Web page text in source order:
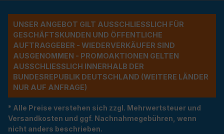
UNSER ANGEBOT GILT AUSSCHLIESSLICH FÜR G
ESCHÄFTSKUNDEN UND ÖFFENTLICHE A
UFTRAGGEBER - WIEDERVERKÄUFER SIND A
USGENOMMEN - PROMOAKTIONEN GELTEN A
USSCHLIESSLICH INNERHALB DER BU
NDESREPUBLIK DEUTSCHLAND (WEITERE LÄNDER NU
R AUF ANFRAGE)
* Alle Preise verstehen sich zzgl. Mehrwertsteuer und
Versandkosten und ggf. Nachnahmegebühren, wenn
nicht anders beschrieben.